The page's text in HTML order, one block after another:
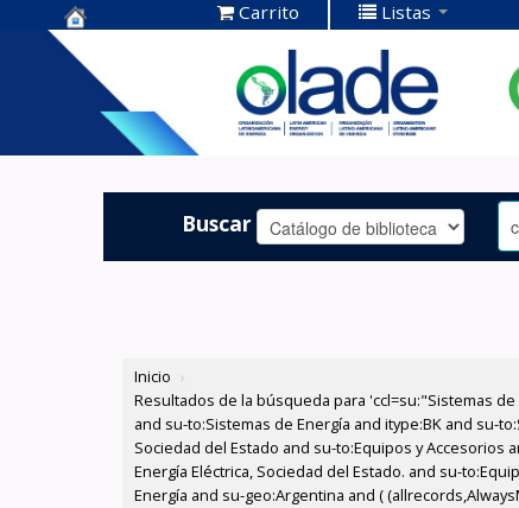
Centro de
Documentación
OLADE -
Carrito Listas
Buscar
Inicio ›
Resultados de la búsqueda para 'ccl=su:"Sistemas de
and su-to:Sistemas de Energía and itype:BK and su-
Sociedad del Estado and su-to:Equipos y Accesorios
Energía Eléctrica, Sociedad del Estado. and su-
Energía and su-geo:Argentina and (